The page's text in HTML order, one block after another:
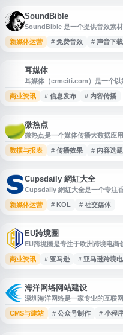
SoundBible
SoundBible 是一个提供音效素
音效，适用于视频制作、演示文
按声音类型整理资源，用户可浏
新媒体运营 # 免费音效 # 声音下载
耳媒体
耳媒体（ermeiti.com）是一个以
户浏览相关资讯、了解平台内容
地址简洁，可作为媒体资讯、内
商业资讯 # 信息发布 # 内容传播
微热点
微热点是一个媒体传播大数据应
业、媒体及自媒体从业者提供全
事件案例库等服务。平台可用于
数据与报表 # 传播效果 # 内容选题
Cupsdaily 網紅大全
Cupsdaily 網紅大全是一个专注
美妆、时尚、美食、旅游等领域
YouTube、抖音等社交平台资料
新媒体运营 # KOL # 社交媒体
EU跨境圈
EU跨境圈是专注于欧洲跨境电商
提供欧洲市场热点解读、商机挖
台的最新政策动态。平台汇集成
业资讯、学习运营方法
商业资讯 # 亚马逊 # 亚马逊跨境
海洋网络网站建设
深圳海洋网络是一家专业的互联
小程序开发、公众号设计制作等
文档支持，致力于为企业和个人
CMS与建站 # 公众号制作 # 小程